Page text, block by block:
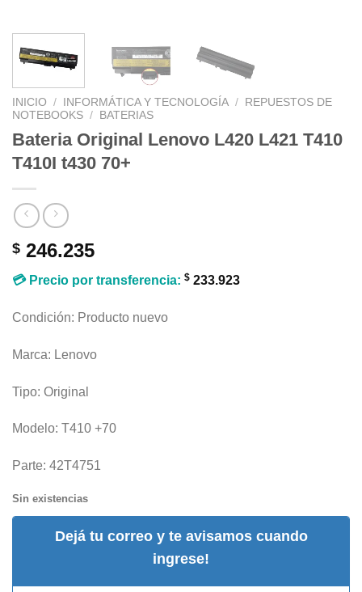
INICIO / INFORMÁTICA Y TECNOLOGÍA /
REPUESTOS DE
NOTEBOOKS / BATERIAS
Bateria Original Lenovo L420 L421 T410
T410I t430 70+
$ 246.235
💳 Precio por transferencia: $ 233.923
Condición: Producto nuevo
Marca: Lenovo
Tipo: Original
Modelo: T410 +70
Parte: 42T4751
Sin existencias
Dejá tu correo y te avisamos cuando
ingrese!